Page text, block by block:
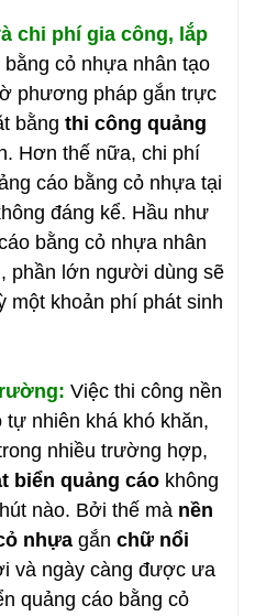
chi phí gia công, lắp
cỏ nhựa nhân tạo
phương pháp gắn trực
bằng thi công quảng
Hơn thế nữa, chi phí
cáo bằng cỏ nhựa tại
đáng kể. Hầu như
bằng cỏ nhựa nhân
phần lớn người dùng sẽ
một khoản phí phát sinh
Việc thi công nền
tự nhiên khá khó khăn,
nhiều trường hợp,
biển quảng cáo không
nào. Bởi thế mà nền
nhựa gắn chữ nổi
và ngày càng được ưa
quảng cáo bằng cỏ